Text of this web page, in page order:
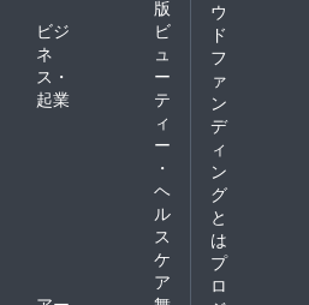
版
ビジ
ネ
ス・
起業
ビ
ュ
ー
テ
ィ
ー
・
ヘ
ル
ス
ケ
ア
ウ
ド
フ
ァ
ン
デ
ィ
ン
グ
と
は
プ
ロ